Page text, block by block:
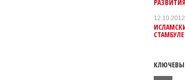
12.10.2012
СТАМБУЛЕ